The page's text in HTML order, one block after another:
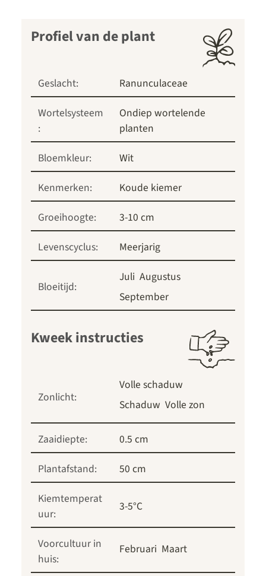
Profiel van de plant
Geslacht:
Ranunculaceae
Wortelsysteem
:
Ondiep wortelende
planten
Bloemkleur:
Wit
Kenmerken:
Koude kiemer
Groeihoogte:
3-10 cm
Levenscyclus:
Meerjarig
Bloeitijd:
Juli Augustus
September
Kweek instructies
Zonlicht:
Volle schaduw
Schaduw Volle zon
Zaaidiepte:
0.5 cm
Plantafstand:
50 cm
Kiemtemperat
uur:
3-5°C
Voorcultuur in
huis:
Februari Maart